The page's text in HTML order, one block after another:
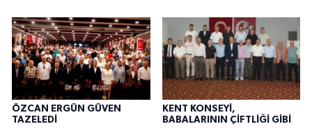
ÖZCAN ERGÜN GÜVEN
TAZELEDİ
KENT KONSEYİ,
BABALARININ ÇİFTLİĞİ GİBİ